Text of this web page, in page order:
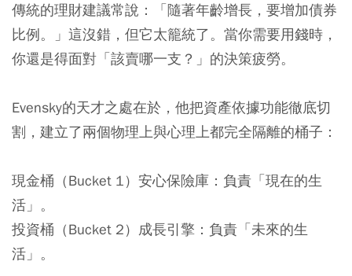
傳統的理財建議常說：「隨著年齡增長，要增加債券
比例。」這沒錯，但它太籠統了。當你需要用錢時，
你還是得面對「該賣哪一支？」的決策疲勞。
Evensky的天才之處在於，他把資產依據功能徹底切
割，建立了兩個物理上與心理上都完全隔離的桶子：
現金桶（Bucket 1）安心保險庫 ：負責「現在的生
活」。
投資桶（Bucket 2）成長引擎 ：負責「未來的生
活」。